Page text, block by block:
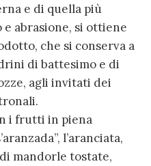
e di quella più
abrasione, si ottiene
che si conserva a
di battesimo e di
agli invitati dei
i frutti in piena
l’aranciata,
mandorle tostate,